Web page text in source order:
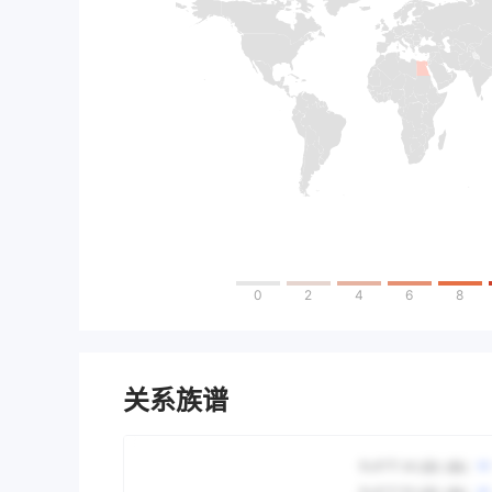
0 2 4 6 8
关系族谱